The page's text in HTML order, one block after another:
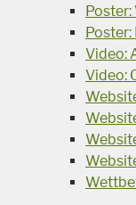
Poster:
Video:
Video: